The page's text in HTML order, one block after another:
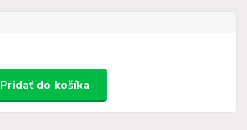
Pridať do košíka